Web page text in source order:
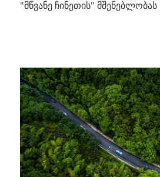
"მწვანე ჩინეთის" მშენებლობას